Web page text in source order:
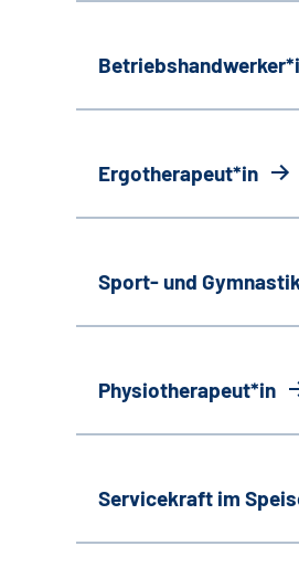
Ergotherapeut*in
Sport- und
Physiotherapeut*in
Servicekraft im